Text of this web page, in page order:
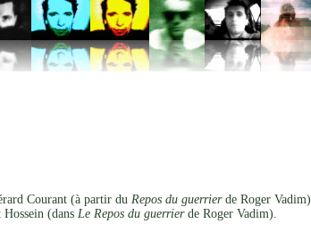
Courant (à partir du Repos du guerrierde Roger Vadim).
(dans Le Repos du guerrierde Roger Vadim).